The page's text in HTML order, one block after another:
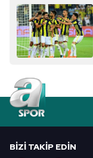
BIZI TAKIP EDIN